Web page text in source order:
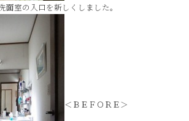
室の入口を新しくしました。
＜ＢＥＦＯＲＥ＞